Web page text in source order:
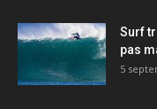
Surf
pas
5